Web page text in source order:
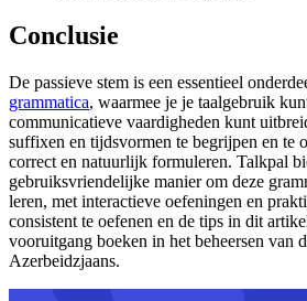
Conclusie
De passieve stem is een essentieel
grammatica, waarmee je je taalgebruik
communicatieve vaardigheden kunt
suffixen en tijdsvormen te begrijpen en te
correct en natuurlijk formuleren. Talkpal
gebruiksvriendelijke manier om deze
leren, met interactieve oefeningen en
consistent te oefenen en de tips in dit
vooruitgang boeken in het beheersen van
Azerbeidzjaans.